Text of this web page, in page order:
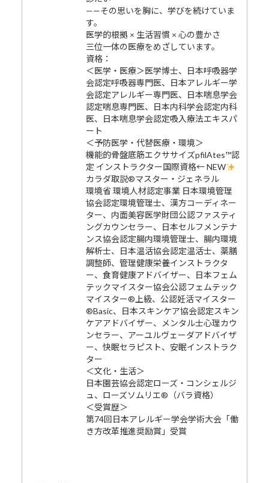
——その思いを胸に、学びを続けていま
す。
医学的根拠 × 生活習慣 × 心の豊かさ
三位一体の医療をめざしています。
資格：
＜医学・医療＞医学博士、日本呼吸器学
会認定呼吸器専門医、日本アレルギー学
会認定アレルギー専門医、日本喘息学会
認定喘息専門医、日本内科学会認定内科
医、日本喘息学会認定吸入療法エキスパ
ート
＜予防医学・代替医療・環境＞
機能的骨盤底筋エクササイズpfilAtes™認
定 インストラクター国際資格← NEW
カラダ取説®マスター・ジェネラル
環境省 環境人材認定事業 日本環境管理
協会認定環境管理士、漢方コーディネー
ター、内面美容医学財団公認ファスティ
ングカウンセラー、日本セルフメンテナ
ンス協会認定腸内環境管理士、腸内環境
解析士、日本温活協会認定温活士、薬膳
調整師、管理健康栄養インストラクタ
ー、食育健康アドバイザー、日本フェム
テックマイスター協会公認フェムテック
マイスター®上級、公認妊活マイスター
®Basic、日本スキンケア協会認定スキン
ケアアドバイザー、メンタル士心理カウ
ンセラー、アーユルヴェーダアドバイザ
ー、快眠セラピスト、安眠インストラク
ター
＜文化・生活＞
日本園芸協会認定ローズ・コンシェルジ
ュ、ローズソムリエ®（バラ資格）
＜受賞歴＞
第74回日本アレルギー学会学術大会「働
き方改革推進奨励賞」受賞